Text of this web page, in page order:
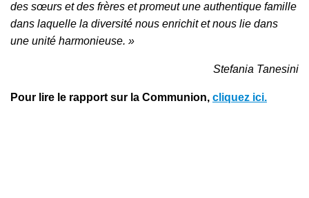
des sœurs et des frères et promeut une authentique famille
dans laquelle la diversité nous enrichit et nous lie dans
une unité harmonieuse. »
Stefania Tanesini
Pour lire le rapport sur la Communion, cliquez ici.